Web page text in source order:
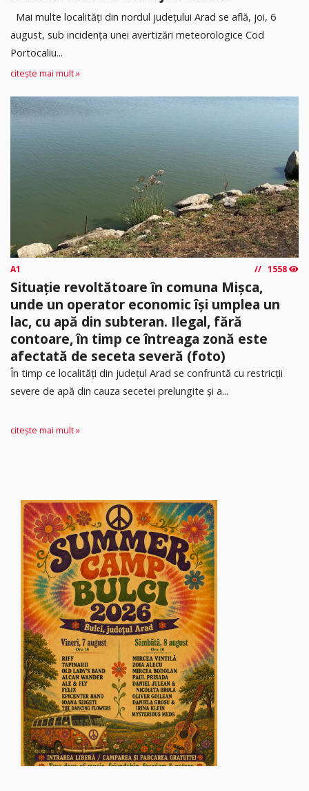
Mai multe localități din nordul județului Arad se află, joi, 6
august, sub incidența unei avertizări meteorologice Cod
Portocaliu...
citește mai mult »
A1 1558
Situație revoltătoare în comuna Mișca,
unde un operator economic își umplea un
lac, cu apă din subteran. Ilegal, fără
contoare, în timp ce întreaga zonă este
afectată de seceta severă (foto)
În timp ce localități din județul Arad se confruntă cu restricții
severe de apă din cauza secetei prelungite și a...
citește mai mult »